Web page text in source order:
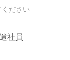
ださい
社員